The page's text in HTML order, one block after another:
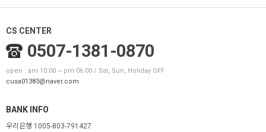
CS CENTER
0507-1381-0870
open : am 10:00 ~ pm 06:00 / Sat, Sun, Holiday OFF
cusa01383@naver.com
BANK INFO
우리은행 1005-803-791427